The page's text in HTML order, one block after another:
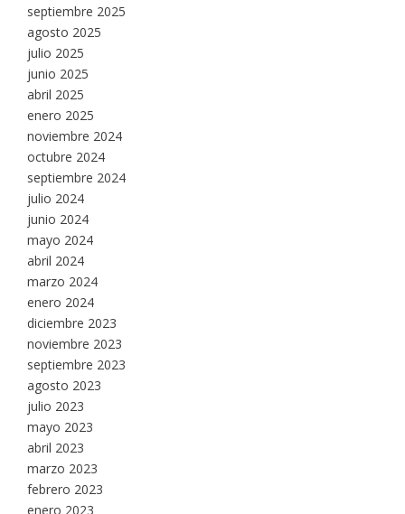
septiembre 2025
agosto 2025
julio 2025
junio 2025
abril 2025
enero 2025
noviembre 2024
octubre 2024
septiembre 2024
julio 2024
junio 2024
mayo 2024
abril 2024
marzo 2024
enero 2024
diciembre 2023
noviembre 2023
septiembre 2023
agosto 2023
julio 2023
mayo 2023
abril 2023
marzo 2023
febrero 2023
enero 2023